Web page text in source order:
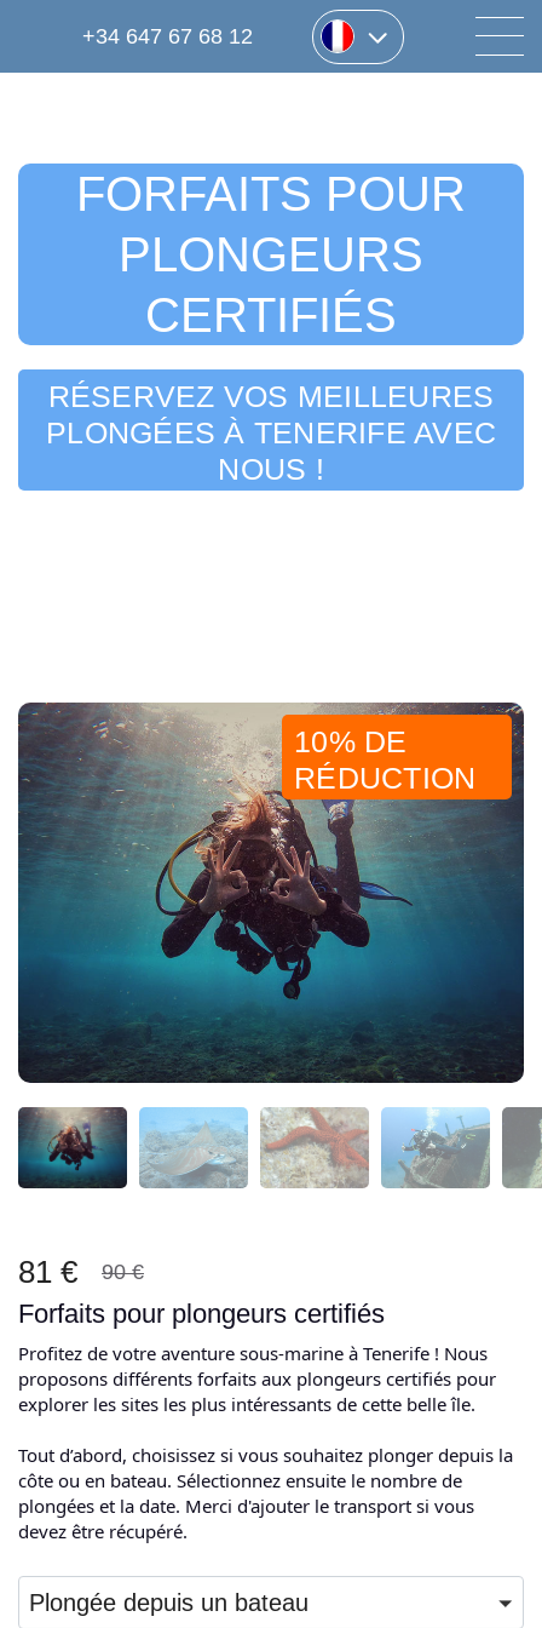
+34 647 67 68 12
FORFAITS POUR
PLONGEURS
CERTIFIÉS
RÉSERVEZ VOS MEILLEURES
PLONGÉES À TENERIFE AVEC
NOUS !
10% DE
RÉDUCTION
81 € 90 €
Forfaits pour plongeurs certifiés
Profitez de votre aventure sous-marine à Tenerife ! Nous
proposons différents forfaits aux plongeurs certifiés pour
explorer les sites les plus intéressants de cette belle île.
Tout d’abord, choisissez si vous souhaitez plonger depuis la
côte ou en bateau. Sélectionnez ensuite le nombre de
plongées et la date. Merci d'ajouter le transport si vous
devez être récupéré.
Plongée depuis un bateau